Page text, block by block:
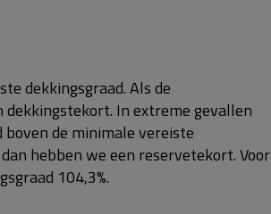
dekkingsgraad. Als de
dekkingstekort. In extreme gevallen
boven de minimale vereiste
hebben we een reservetekort. Voor
104,3%.